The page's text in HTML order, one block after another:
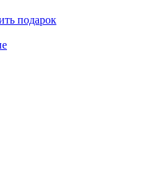
подарок